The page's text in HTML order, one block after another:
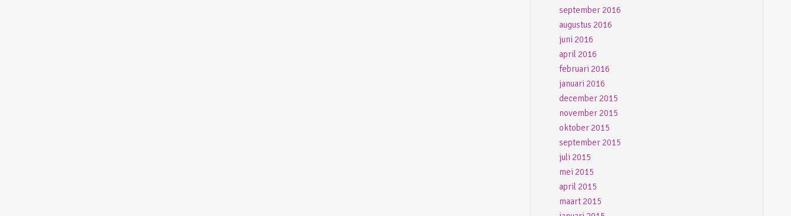
september 2016
augustus 2016
juni 2016
april 2016
februari 2016
januari 2016
december 2015
november 2015
oktober 2015
september 2015
juli 2015
mei 2015
april 2015
maart 2015